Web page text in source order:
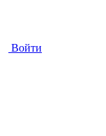
Войти